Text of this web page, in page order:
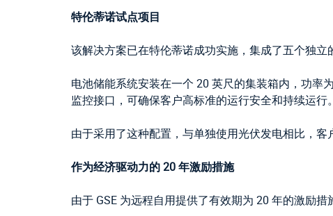
特伦蒂诺试点项目
该解决方案已在特伦蒂诺成功实施，集成了五个独立
电池储能系统安装在一个 20 英尺的集装箱内，功率
监控接口，可确保客户高标准的运行安全和持续运行。
由于采用了这种配置，与单独使用光伏发电相比，客
作为经济驱动力的 20 年激励措施
由于 GSE 为远程自用提供了有效期为 20 年的激励措